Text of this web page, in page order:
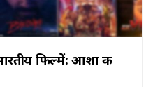
फिल्में: आशा की